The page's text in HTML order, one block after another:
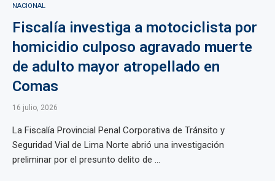
NACIONAL
Fiscalía investiga a motociclista por
homicidio culposo agravado muerte
de adulto mayor atropellado en
Comas
16 julio, 2026
La Fiscalía Provincial Penal Corporativa de Tránsito y
Seguridad Vial de Lima Norte abrió una investigación
preliminar por el presunto delito de ...